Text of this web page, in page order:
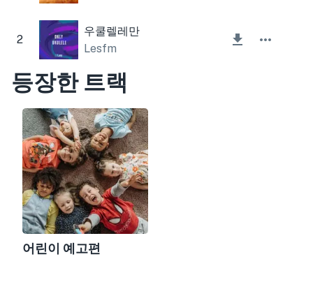
2
우쿨렐레만
Lesfm
등장한 트랙
어린이 예고편